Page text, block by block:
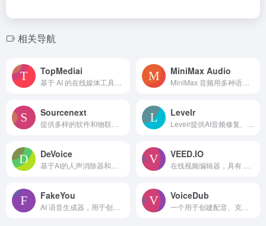
相关导航
TopMediai MiniMax Audio
Sourcenext Levelr
DeVoice VEED.IO
FakeYou VoiceDub